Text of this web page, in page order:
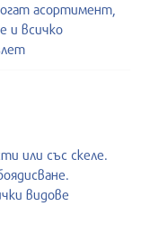
асортимент,
и всичко
или със скеле.
видове